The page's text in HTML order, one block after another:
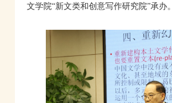
文学院“新文类和创意写作研究院”承办。